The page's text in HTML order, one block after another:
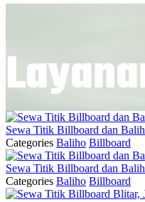
Sewa Titik Billboard dan
Categories Baliho Billboard
Sewa Titik Billboard dan
Categories Baliho Billboard